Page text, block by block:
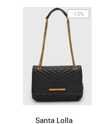
-13%
Santa Lolla